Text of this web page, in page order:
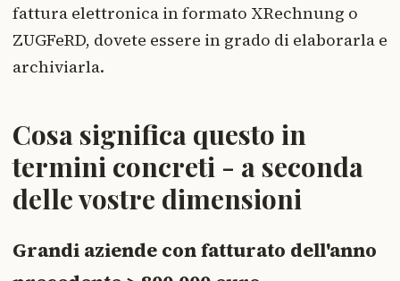
fattura elettronica in formato XRechnung o
ZUGFeRD, dovete essere in grado di elaborarla e
archiviarla.
Cosa significa questo in
termini concreti - a seconda
delle vostre dimensioni
Grandi aziende con fatturato dell'anno